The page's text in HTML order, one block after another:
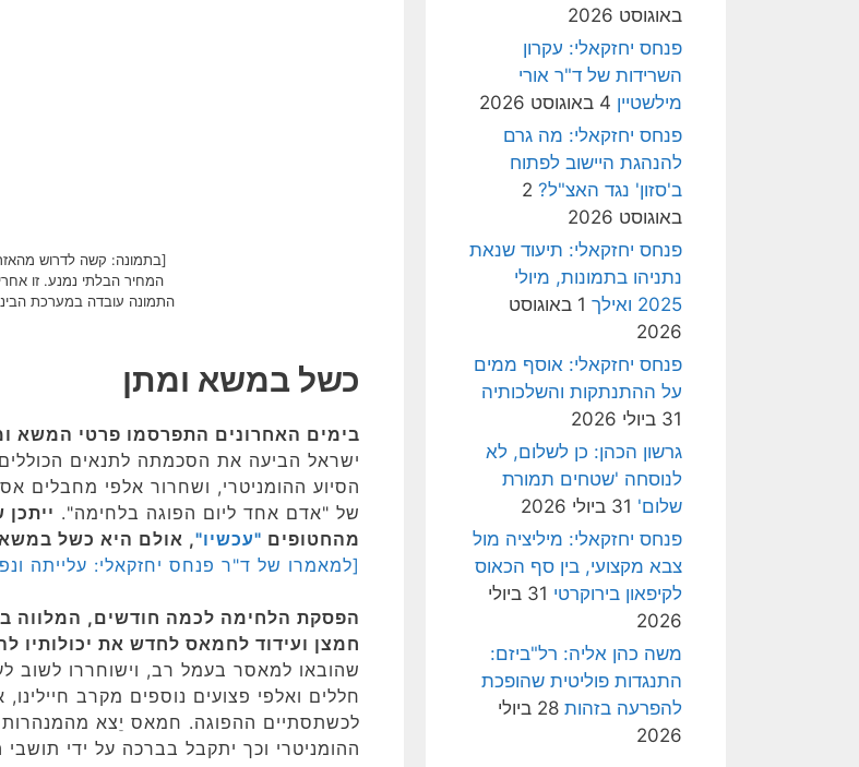
[בתמונה: קשה לדרוש
המחיר הבלתי נמנע. זו
כשל במשא ומתן
בימים האחרונים התפרסמו פרטי המשא
ישראל הביעה את הסכמתה לתנאים
הסיוע ההומניטרי, ושחרור אלפי מחבלים
של "אדם אחד ליום הפוגה בלחימה".
מהחטופים "עכשיו", אולם היא כשל במשא
[למאמרו של ד"ר פנחס יחזקאלי: עלייתה
הפסקת הלחימה לכמה חודשים, המלווה
חמצן ועידוד לחמאס לחדש את יכולותיו
שהובאו למאסר בעמל רב, וישוחררו לשוב
חללים ואלפי פצועים נוספים מקרב
לכשתסתיים ההפוגה. חמאס יֵצא מהמנהרות
ההומניטרי וכך יתקבל בברכה על ידי
באוגוסט 2026
פנחס יחזקאלי: עקרון
השרידות של ד"ר אורי
מילשטיין 4 באוגוסט 2026
פנחס יחזקאלי: מה גרם
להנהגת היישוב לפתוח
ב'סזון' נגד האצ"ל? 2
באוגוסט 2026
פנחס יחזקאלי: תיעוד שנאת
נתניהו בתמונות, מיולי
2025 ואילך
1 באוגוסט
2026
פנחס יחזקאלי: אוסף ממים
על ההתנתקות והשלכותיה
31 ביולי 2026
גרשון הכהן: כן לשלום, לא
לנוסחה 'שטחים תמורת
שלום' 31 ביולי 2026
פנחס יחזקאלי: מיליציה מול
צבא מקצועי, בין סף הכאוס
לקיפאון בירוקרטי
31 ביולי
2026
משה כהן אליה: רל"ביזם:
התנגדות פוליטית שהופכת
להפרעה בזהות
28 ביולי
2026